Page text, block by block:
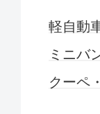
軽自動
ミニバ
クーペ